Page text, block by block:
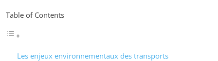
Table of Contents
Les enjeux environnementaux des transports